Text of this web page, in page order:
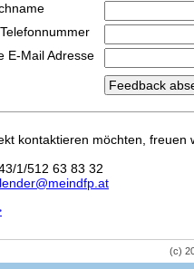
E-Mail Adresse
kontaktieren möchten,
1/512 63 83 32
(c)